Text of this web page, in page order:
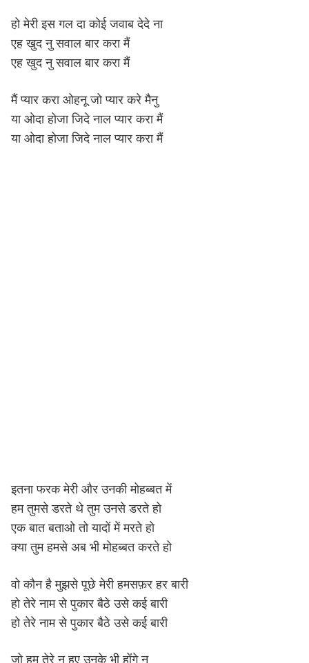
हो मेरी इस गल दा कोई जवाब देदे ना
एह खुद नु सवाल बार करा मैं
एह खुद नु सवाल बार करा मैं
मैं प्यार करा ओहनू जो प्यार करे मैनु
या ओदा होजा जिदे नाल प्यार करा मैं
या ओदा होजा जिदे नाल प्यार करा मैं
इतना फरक मेरी और उनकी मोहब्बत में
हम तुमसे डरते थे तुम उनसे डरते हो
एक बात बताओ तो यादों में मरते हो
क्या तुम हमसे अब भी मोहब्बत करते हो
वो कौन है मुझसे पूछे मेरी हमसफ़र हर बारी
हो तेरे नाम से पुकार बैठे उसे कई बारी
हो तेरे नाम से पुकार बैठे उसे कई बारी